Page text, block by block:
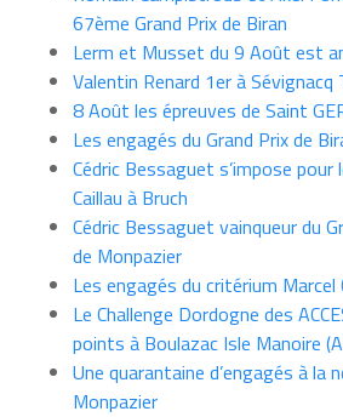
67ème Grand Prix de Biran
Lerm et Musset du 9 Août est
Valentin Renard 1er à Sévignacq
8 Août les épreuves de Saint
Les engagés du Grand Prix de
Cédric Bessaguet s’impose pour
Caillau à Bruch
Cédric Bessaguet vainqueur du
de Monpazier
Les engagés du critérium Marcel
Le Challenge Dordogne des
points à Boulazac Isle Manoire
Une quarantaine d’engagés à la
Monpazier